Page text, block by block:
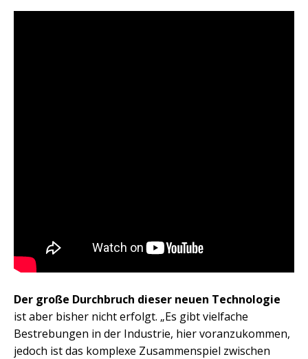
Der große Durchbruch dieser neuen Technologie
ist aber bisher nicht erfolgt. „Es gibt vielfache
Bestrebungen in der Industrie, hier voranzukommen,
jedoch ist das komplexe Zusammenspiel zwischen